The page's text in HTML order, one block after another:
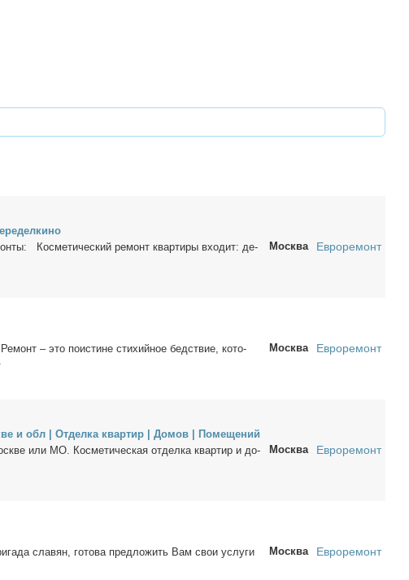
Кос­ме­ти­че­ский ре­монт квар­ти­ры вхо­дит: де­
Москва Евроремонт
– это по­ис­ти­не сти­хий­ное бед­ствие, ко­то­
Москва Евроремонт
и обл | От­дел­ка квар­тир | До­мов | По­ме­ще­ний
или МО. Кос­ме­ти­че­ская от­дел­ка квар­тир и до­
Москва Евроремонт
сла­вян, го­то­ва пред­ло­жить Вам свои услу­ги
Москва Евроремонт